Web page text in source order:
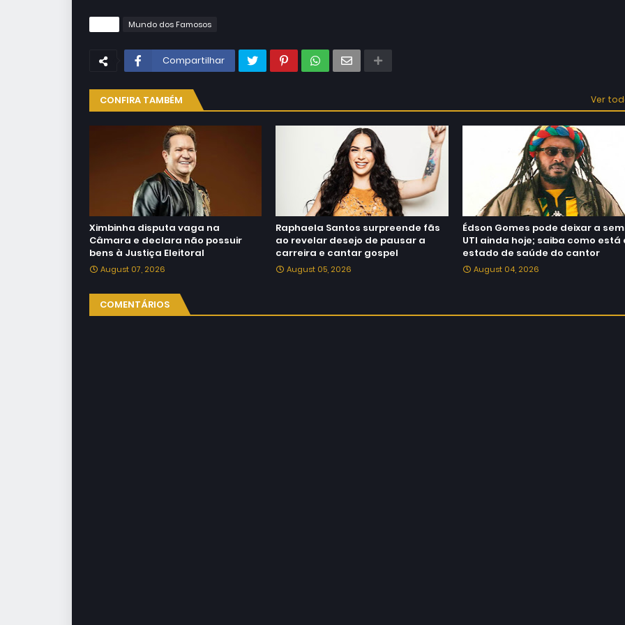
Mundo dos Famosos
Compartilhar
CONFIRA TAMBÉM Ver
Ximbinha disputa vaga na
Câmara e declara não possuir
bens à Justiça Eleitoral
August 07, 2026
Raphaela Santos surpreende fãs
ao revelar desejo de pausar a
carreira e cantar gospel
August 05, 2026
Édson Gomes pode deixar a
UTI ainda hoje; saiba como está
estado de saúde do cantor
August 04, 2026
COMENTÁRIOS